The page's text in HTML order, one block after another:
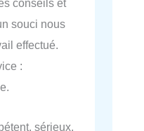
conseils et
souci nous
effectué.
:
sérieux,